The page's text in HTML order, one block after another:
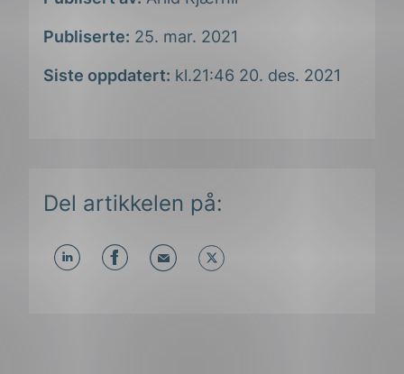
Publiserte: 25. mar. 2021
Siste oppdatert: kl.21:46 20. des. 2021
Del artikkelen på: